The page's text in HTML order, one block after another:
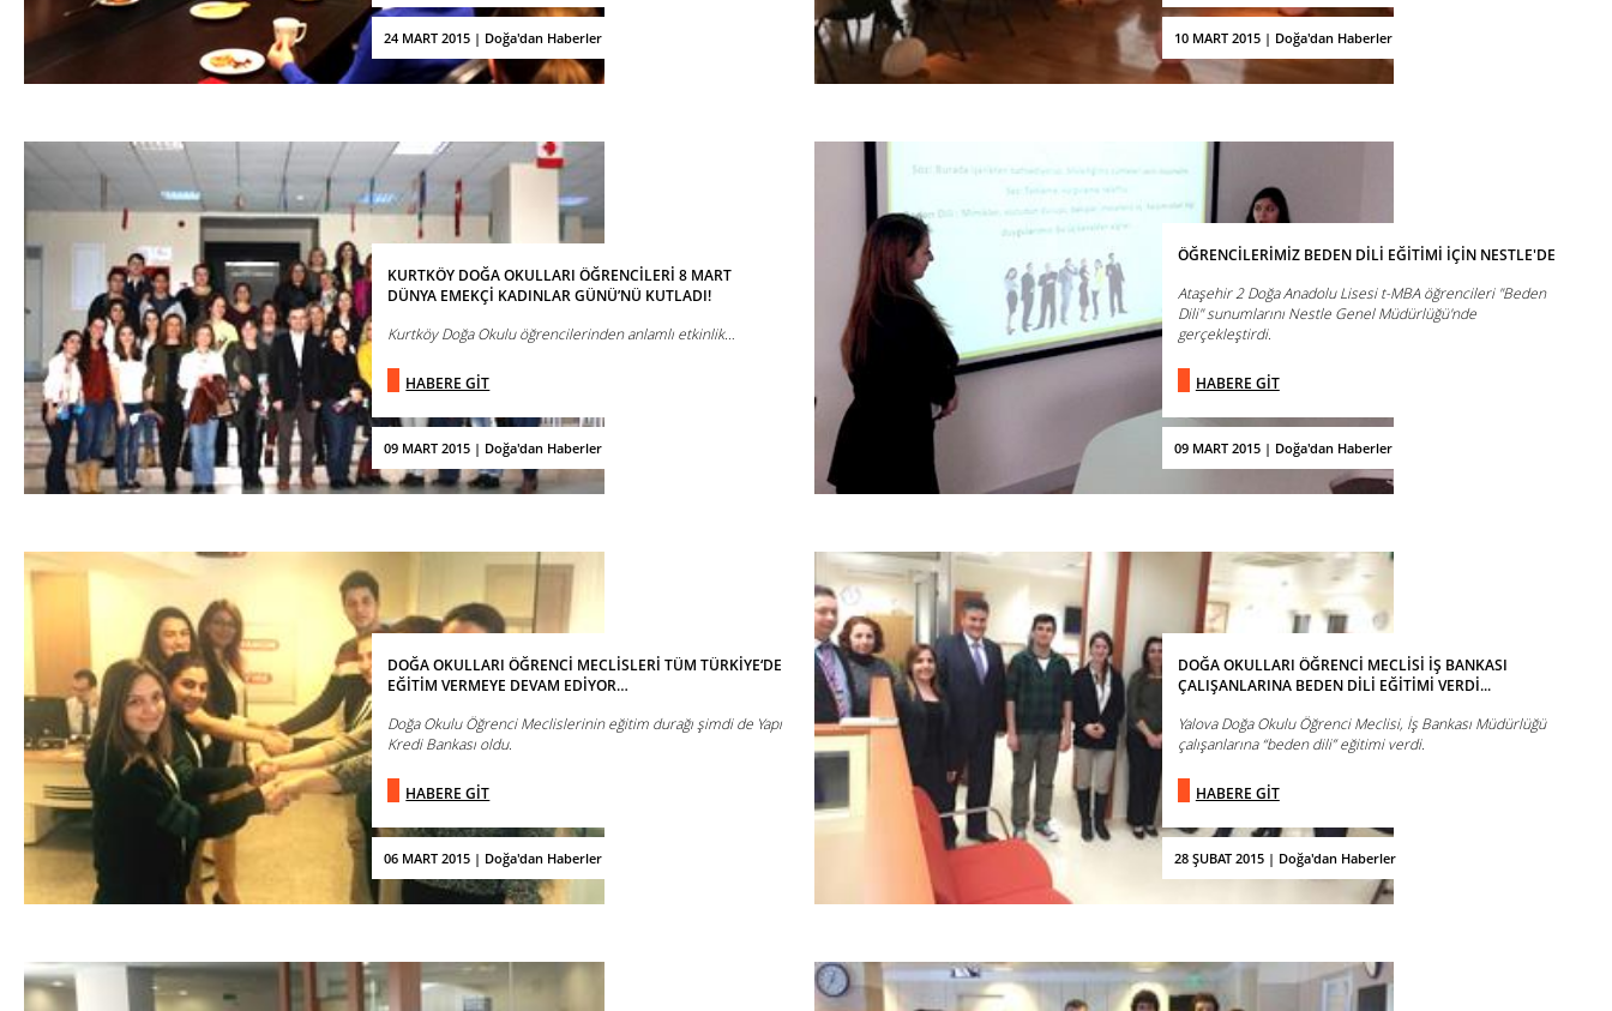
24 MART 2015 | Doğa'dan Haberler 10 MART 2015 | Doğa'dan Haberler
09 MART 2015 | Doğa'dan Haberler
KURTKÖY DOĞA OKULLARI ÖĞRENCİLERİ 8 MART
DÜNYA EMEKÇİ KADINLAR GÜNÜ’NÜ KUTLADI!
Kurtköy Doğa Okulu öğrencilerinden anlamlı etkinlik…
HABERE GİT
09 MART 2015 | Doğa'dan Haberler
ÖĞRENCİLERİMİZ BEDEN DİLİ EĞİTİMİ İÇİN NESTLE'DE
Ataşehir 2 Doğa Anadolu Lisesi t-MBA öğrencileri "Beden
Dili" sunumlarını Nestle Genel Müdürlüğü'nde
gerçekleştirdi.
HABERE GİT
06 MART 2015 | Doğa'dan Haberler
DOĞA OKULLARI ÖĞRENCİ MECLİSLERİ TÜM TÜRKİYE‘DE
EĞİTİM VERMEYE DEVAM EDİYOR…
Doğa Okulu Öğrenci Meclislerinin eğitim durağı şimdi de Yapı
Kredi Bankası oldu.
HABERE GİT
28 ŞUBAT 2015 | Doğa'dan Haberler
DOĞA OKULLARI ÖĞRENCİ MECLİSİ İŞ BANKASI
ÇALIŞANLARINA BEDEN DİLİ EĞİTİMİ VERDİ...
Yalova Doğa Okulu Öğrenci Meclisi, İş Bankası Müdürlüğü
çalışanlarına “beden dili” eğitimi verdi.
HABERE GİT